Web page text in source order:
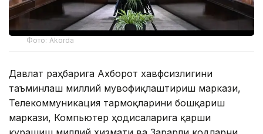
Фото: Akorda
Давлат раҳбарига Ахборот хавфсизлигини
таъминлаш миллий мувофиқлаштириш маркази,
Телекоммуникация тармоқларини бошқариш
маркази, Компьютер ҳодисаларига қарши